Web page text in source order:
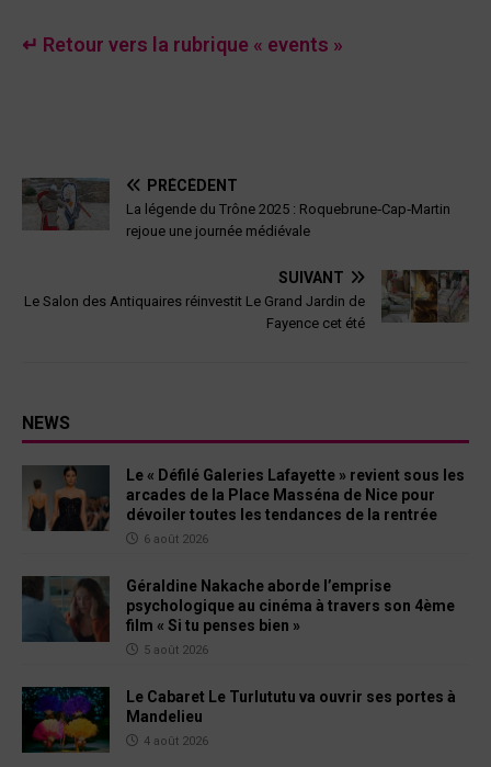
↵ Retour vers la rubrique « events »
PRÉCÉDENT
La légende du Trône 2025 : Roquebrune‑Cap‑Martin
rejoue une journée médiévale
SUIVANT
Le Salon des Antiquaires réinvestit Le Grand Jardin de
Fayence cet été
NEWS
Le « Défilé Galeries Lafayette » revient sous les
arcades de la Place Masséna de Nice pour
dévoiler toutes les tendances de la rentrée
6 août 2026
Géraldine Nakache aborde l’emprise
psychologique au cinéma à travers son 4ème
film « Si tu penses bien »
5 août 2026
Le Cabaret Le Turlututu va ouvrir ses portes à
Mandelieu
4 août 2026